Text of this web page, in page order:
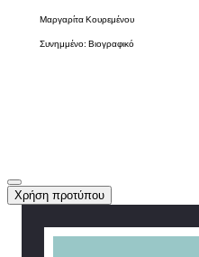
Χρήση προτύπου